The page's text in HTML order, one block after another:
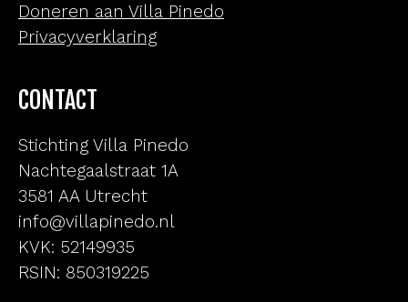
Doneren aan Villa Pinedo
Privacyverklaring
CONTACT
Stichting Villa Pinedo
Nachtegaalstraat 1A
3581 AA Utrecht
info@villapinedo.nl
KVK: 52149935
RSIN: 850319225